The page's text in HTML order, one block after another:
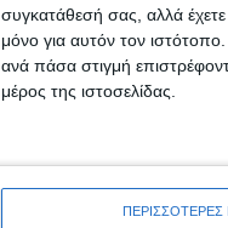
συγκατάθεσή σας, αλλά
μόνο για αυτόν τον
ανά πάσα στιγμή
μέρος της ιστοσελίδας.
ΠΕΡΙΣΣΟΤΕΡΕΣ